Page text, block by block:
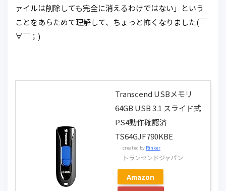
ァイルは削除しても完全に消えるわけではない」という
ことをあらためて理解して、ちょっと怖くなりました(￣
∀￣；)
Transcend USBメモリ
64GB USB 3.1 スライド式
PS4動作確認済
TS64GJF790KBE
created by Rinker
トランセンドジャパン
Amazon